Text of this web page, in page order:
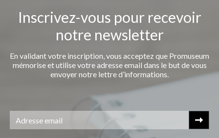
Inscrivez-vous pour recevoir
notre newsletter
En validant votre inscription, vous acceptez que Promuseum
mémorise et utilise votre adresse email dans le but de vous
envoyer notre lettre d’informations.